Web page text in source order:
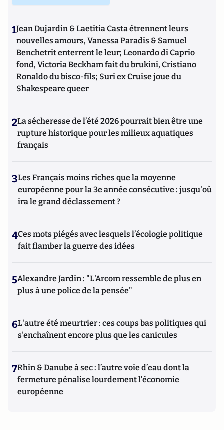
1Jean Dujardin & Laetitia Casta étrennent leurs
nouvelles amours, Vanessa Paradis & Samuel
Benchetrit enterrent le leur; Leonardo di Caprio
fond, Victoria Beckham fait du brukini, Cristiano
Ronaldo du bisco-fils; Suri ex Cruise joue du
Shakespeare queer
2La sécheresse de l’été 2026 pourrait bien être une
rupture historique pour les milieux aquatiques
français
3Les Français moins riches que la moyenne
européenne pour la 3e année consécutive : jusqu'où
ira le grand déclassement ?
4Ces mots piégés avec lesquels l’écologie politique
fait flamber la guerre des idées
5Alexandre Jardin : "L'Arcom ressemble de plus en
plus à une police de la pensée"
6L'autre été meurtrier : ces coups bas politiques qui
s'enchaînent encore plus que les canicules
7Rhin & Danube à sec : l’autre voie d’eau dont la
fermeture pénalise lourdement l’économie
européenne